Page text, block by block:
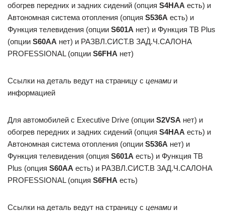
обогрев передних и задних сидений (опция S4HAA есть) и
Автономная система отопления (опция S536A есть) и
Функция телевидения (опции S601A нет) и Функция ТВ Plus
(опции S60AA нет) и РАЗВЛ.СИСТ.В ЗАД.Ч.САЛОНА
PROFESSIONAL (опции S6FHA нет)
Ссылки на деталь ведут на страницу с ценами и
информацией
Для автомобилей с Executive Drive (опции S2VSA нет) и
обогрев передних и задних сидений (опция S4HAA есть) и
Автономная система отопления (опции S536A нет) и
Функция телевидения (опция S601A есть) и Функция ТВ
Plus (опция S60AA есть) и РАЗВЛ.СИСТ.В ЗАД.Ч.САЛОНА
PROFESSIONAL (опция S6FHA есть)
Ссылки на деталь ведут на страницу с ценами и